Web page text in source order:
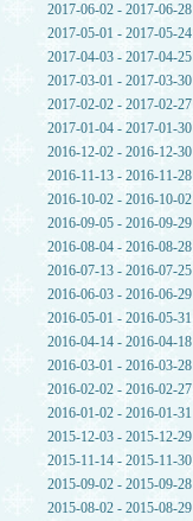
2017-06-02 - 2017-06-28
2017-05-01 - 2017-05-24
2017-04-03 - 2017-04-25
2017-03-01 - 2017-03-30
2017-02-02 - 2017-02-27
2017-01-04 - 2017-01-30
2016-12-02 - 2016-12-30
2016-11-13 - 2016-11-28
2016-10-02 - 2016-10-02
2016-09-05 - 2016-09-29
2016-08-04 - 2016-08-28
2016-07-13 - 2016-07-25
2016-06-03 - 2016-06-29
2016-05-01 - 2016-05-31
2016-04-14 - 2016-04-18
2016-03-01 - 2016-03-28
2016-02-02 - 2016-02-27
2016-01-02 - 2016-01-31
2015-12-03 - 2015-12-29
2015-11-14 - 2015-11-30
2015-09-02 - 2015-09-28
2015-08-02 - 2015-08-29